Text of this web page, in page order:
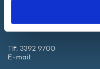
Tlf. 3392 9700
E-mail: